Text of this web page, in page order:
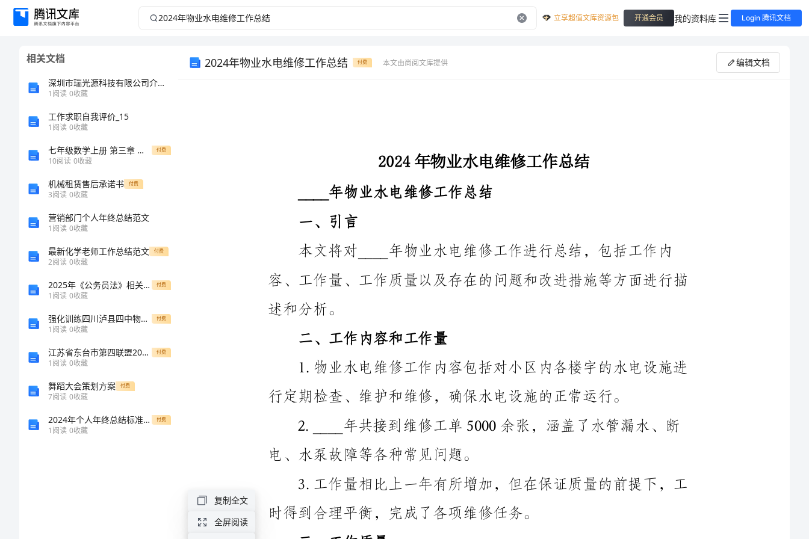
2024
立享超值文库资源包 开通会员 我的资料库 Login 腾讯文档
相关文档
深圳市瑞光源科技有限公司介绍企业发展分析报告
1阅读 0收藏
工作求职自我评价_15
1阅读 0收藏
七年级数学上册 第三章 整式的加减 3.3 整式 单项式教案 （新版）华东师大版 付费
10阅读 0收藏
机械租赁售后承诺书 付费
3阅读 0收藏
营销部门个人年终总结范文
1阅读 0收藏
最新化学老师工作总结范文 付费
2阅读 0收藏
2025年《公务员法》相关法律法规知识考试题库附参考答案（巩固） 付费
1阅读 0收藏
强化训练四川泸县四中物理北师大版八年级（下册）常见的光学仪器综合测评试卷（含答案详解版） 付费
1阅读 0收藏
江苏省东台市第四联盟2025年八年级数学第一学期期中质量跟踪监视试题含解析 付费
1阅读 0收藏
舞蹈大会策划方案 付费
7阅读 0收藏
2024年个人年终总结标准范文 付费
1阅读 0收藏
2024年物业水电维修工作总结 付费 本文由尚阅文库提供 编辑文档
全第一、服务至上的原则，准确识别维修问题，并迅速采取措施
解决。
____年物业水电维修工作总结
电、水泵故障等各种常见问题。
3.工作量相比上一年有所增加，但在保证质量的前提下，工
三、工作质量
复制全文
全屏阅读